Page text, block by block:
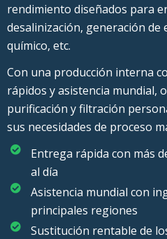
rendimiento diseñados para
desalinización, generación
químico, etc.
Con una producción interna
rápidos y asistencia mundial,
purificación y filtración
sus necesidades de proceso
Entrega rápida con más
al día
Asistencia mundial con
principales regiones
Sustitución rentable de